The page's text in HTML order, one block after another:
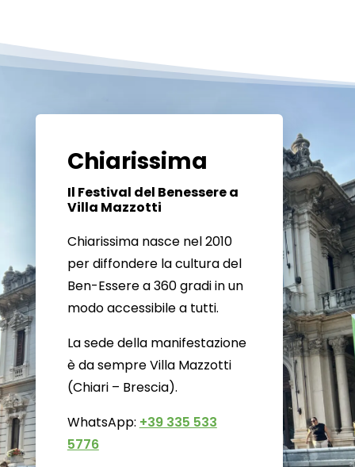
Chiarissima
Il Festival del Benessere a
Villa Mazzotti
Chiarissima nasce nel 2010
per diffondere la cultura del
Ben-Essere a 360 gradi in un
modo accessibile a tutti.
La sede della manifestazione
è da sempre Villa Mazzotti
(Chiari – Brescia).
WhatsApp: +39 335 533
5776